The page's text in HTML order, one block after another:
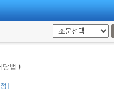
당법 )
]
관청을 말한다.